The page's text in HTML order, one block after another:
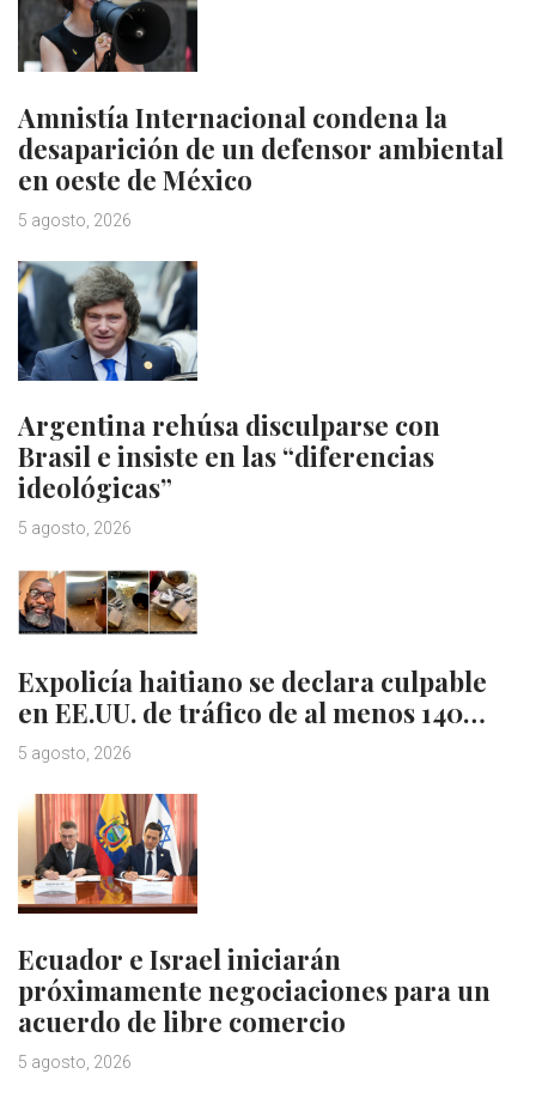
Amnistía Internacional condena la
desaparición de un defensor ambiental
en oeste de México
5 agosto, 2026
Argentina rehúsa disculparse con
Brasil e insiste en las “diferencias
ideológicas”
5 agosto, 2026
Expolicía haitiano se declara culpable
en EE.UU. de tráfico de al menos 140…
5 agosto, 2026
Ecuador e Israel iniciarán
próximamente negociaciones para un
acuerdo de libre comercio
5 agosto, 2026